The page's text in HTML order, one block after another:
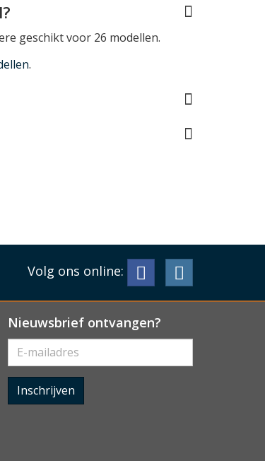
geschikt voor 26 modellen.
.
Volg ons online:
Nieuwsbrief ontvangen?
Inschrijven